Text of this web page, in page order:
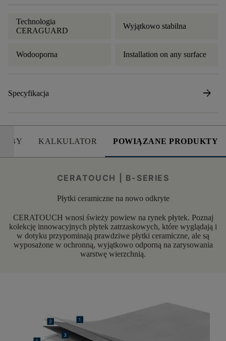
Technologia
CERAGUARD
Wyjątkowo stabilna
Wodooporna Installation on any surface
Specyfikacja arrow_forward
KALKULATOR POWIĄZANE PRODUKTY
CERATOUCH | B-SERIES
Płytki ceramiczne na nowo odkryte
CERATOUCH wnosi świeży powiew na rynek płytek. Poznaj
kolekcję innowacyjnych płytek zatrzaskowych, które wyglądają i
w dotyku przypominają prawdziwe płytki ceramiczne, ale są
wyposażone w ochronną, wyjątkowo odporną na zarysowania
warstwę wierzchnią.